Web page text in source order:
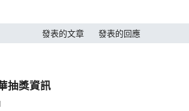
發表的文章 發表的回應
抽獎資訊